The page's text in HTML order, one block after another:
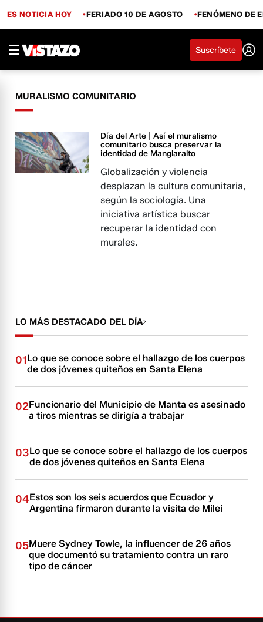
ES NOTICIA HOY FERIADO 10 DE AGOSTO FENÓMENO DE
Suscríbete
MURALISMO COMUNITARIO
Día del Arte | Así el muralismo
comunitario busca preservar la
identidad de Manglaralto
Globalización y violencia
desplazan la cultura comunitaria,
según la sociología. Una
iniciativa artística buscar
recuperar la identidad con
murales.
LO MÁS DESTACADO DEL DÍA
01Lo que se conoce sobre el hallazgo de los cuerpos
de dos jóvenes quiteños en Santa Elena
02Funcionario del Municipio de Manta es asesinado
a tiros mientras se dirigía a trabajar
03Lo que se conoce sobre el hallazgo de los cuerpos
de dos jóvenes quiteños en Santa Elena
04Estos son los seis acuerdos que Ecuador y
Argentina firmaron durante la visita de Milei
05Muere Sydney Towle, la influencer de 26 años
que documentó su tratamiento contra un raro
tipo de cáncer